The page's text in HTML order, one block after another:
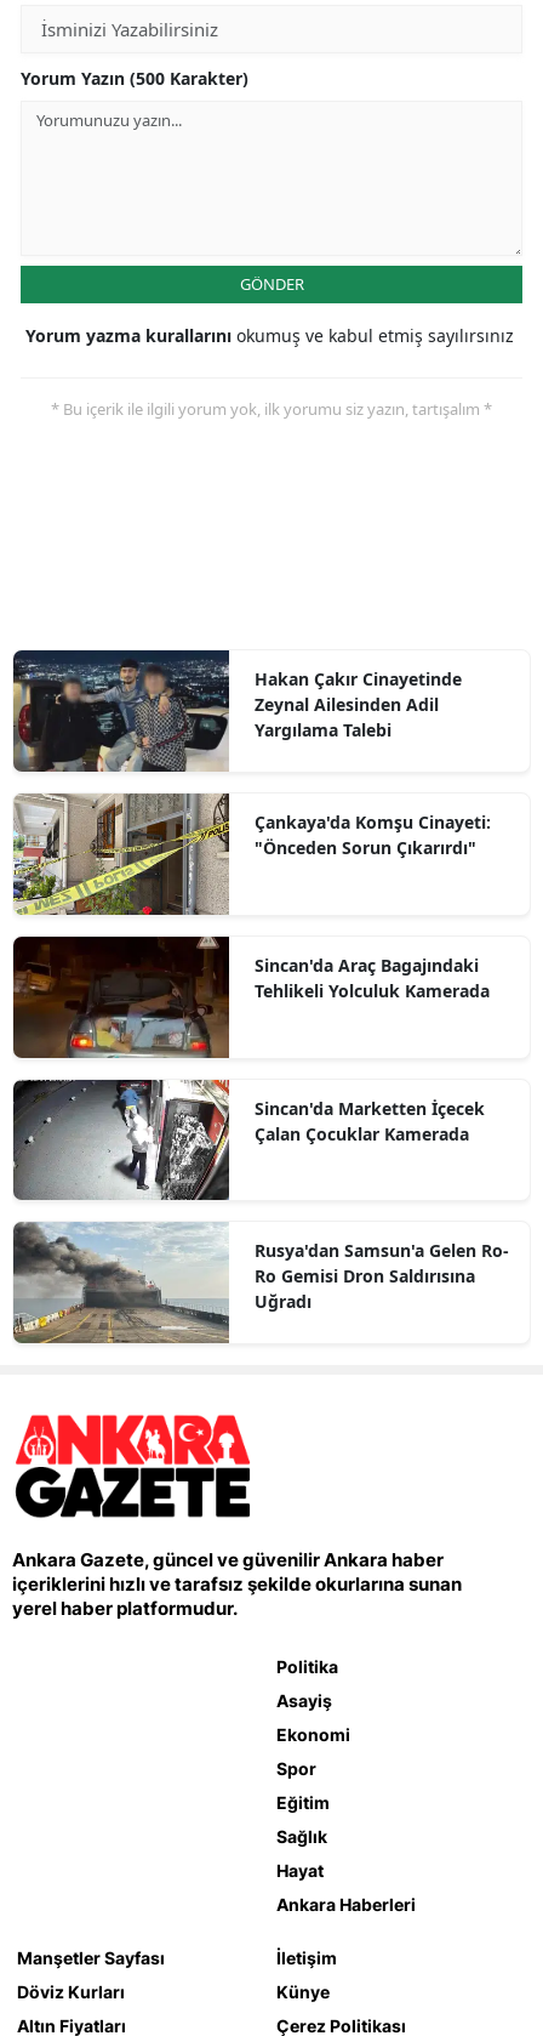
Yorum Yazın (500 Karakter)
GÖNDER
Yorum yazma kurallarını okumuş ve kabul etmiş sayılırsınız
* Bu içerik ile ilgili yorum yok, ilk yorumu siz yazın, tartışalım *
Hakan Çakır Cinayetinde
Zeynal Ailesinden Adil
Yargılama Talebi
Çankaya'da Komşu Cinayeti:
"Önceden Sorun Çıkarırdı"
Sincan'da Araç Bagajındaki
Tehlikeli Yolculuk Kamerada
Sincan'da Marketten İçecek
Çalan Çocuklar Kamerada
Rusya'dan Samsun'a Gelen Ro-
Ro Gemisi Dron Saldırısına
Uğradı
Ankara Gazete, güncel ve güvenilir Ankara haber
içeriklerini hızlı ve tarafsız şekilde okurlarına sunan
yerel haber platformudur.
Politika
Asayiş
Ekonomi
Spor
Eğitim
Sağlık
Hayat
Ankara Haberleri
Manşetler Sayfası
Döviz Kurları
Altın Fiyatları
İletişim
Künye
Çerez Politikası